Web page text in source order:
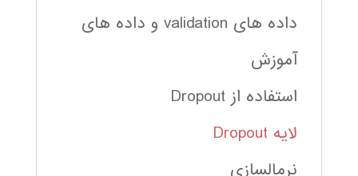
داده های validation و داده های
آموزش
استفاده از Dropout
لایه Dropout
نرمالسازی